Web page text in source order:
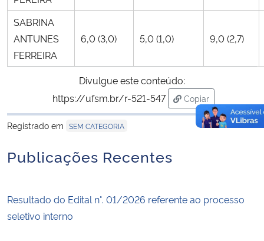
SABRINA
ANTUNES
FERREIRA
6,0 (3,0) 5,0 (1,0) 9,0 (2,7)
Divulgue este conteúdo:
https://ufsm.br/r-521-547
Copiar
para área de
Registrado em SEM CATEGORIA
Publicações Recentes
Resultado do Edital n°. 01/2026 referente ao processo
seletivo interno